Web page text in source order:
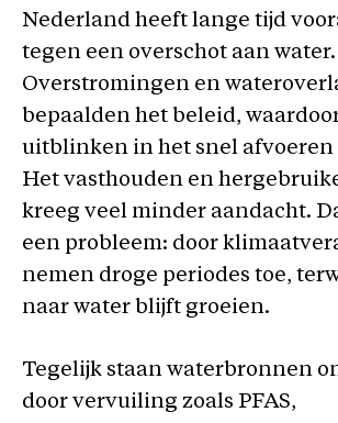
Nederland heeft lange tijd
tegen een overschot aan water.
Overstromingen en
bepaalden het beleid,
uitblinken in het snel afvoeren
Het vasthouden en
kreeg veel minder aandacht.
een probleem: door
nemen droge periodes toe,
naar water blijft groeien.
Tegelijk staan waterbronnen
door vervuiling zoals PFAS,